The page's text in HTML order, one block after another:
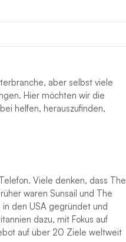
aber selbst viele
Hier möchten wir die
helfen, herauszufinden,
Viele denken, dass The
waren Sunsail und The
den USA gegründet und
dazu, mit Fokus auf
auf über 20 Ziele weltweit